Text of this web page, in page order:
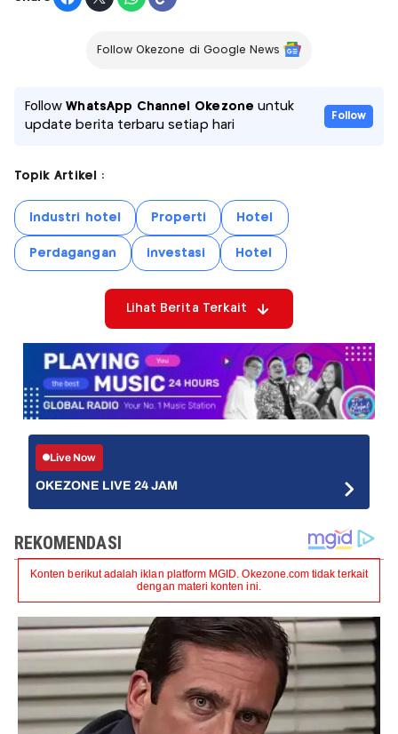
Follow Okezone di Google News
FollowWhatsApp Channel Okezone untuk
update berita terbaru setiap hari
Follow
Topik Artikel :
Industri hotel Properti Hotel
Perdagangan investasi Hotel
Lihat Berita Terkait
Live Now
OKEZONE LIVE 24 JAM